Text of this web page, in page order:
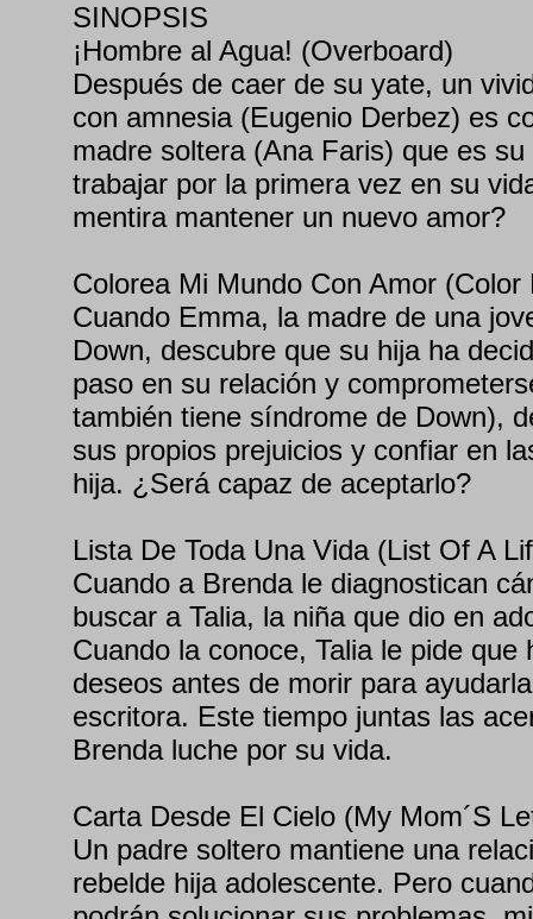
SINOPSIS
¡Hombre al Agua! (Overboard)
Después de caer de su yate, un
con amnesia (Eugenio Derbez) es
madre soltera (Ana Faris) que es
trabajar por la primera vez en su
mentira mantener un nuevo amor?
Colorea Mi Mundo Con Amor
Cuando Emma, la madre de una
Down, descubre que su hija ha
paso en su relación y
también tiene síndrome de Down),
sus propios prejuicios y confiar en
hija. ¿Será capaz de aceptarlo?
Lista De Toda Una Vida (List Of A
Cuando a Brenda le diagnostican
buscar a Talia, la niña que dio en
Cuando la conoce, Talia le pide que
deseos antes de morir para
escritora. Este tiempo juntas las
Brenda luche por su vida.
Carta Desde El Cielo (My Mom´S
Un padre soltero mantiene una
rebelde hija adolescente. Pero